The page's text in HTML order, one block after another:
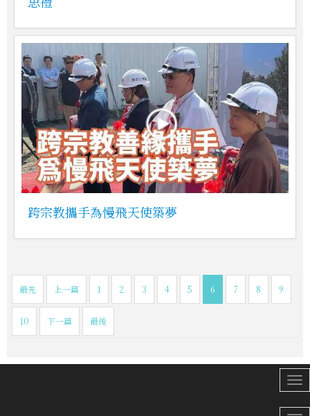
跨宗教攜手為慢飛天使築夢
最先 上一篇 1 2 3 4 5 6 7 8 9
10 下一篇 最後